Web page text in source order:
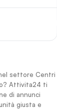
settore Centri
Attivita24 ti
di annunci
giusta e